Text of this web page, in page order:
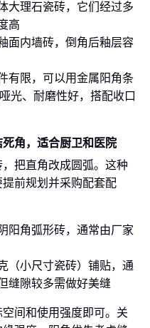
大理石瓷砖，它们经过多
高
面内墙砖，倒角后釉层容
有限，可以用金属阳角条
光、耐磨性好，搭配收口
角，适合厨卫和医院
把直角改成圆弧。这种
前规划并采购配套配
阳角弧形砖，通常由厂家
（小尺寸瓷砖）铺贴，通
缝隙较多需做好美缝
间和使用强度即可。关